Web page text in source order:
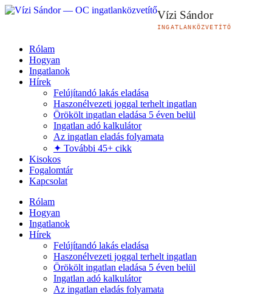
Vízi Sándor
INGATLANKÖZVETÍTŐ
Rólam
Hogyan
Ingatlanok
Hírek
Felújítandó lakás eladása
Haszonélvezeti joggal terhelt ingatlan
Örökölt ingatlan eladása 5 éven belül
Ingatlan adó kalkulátor
Az ingatlan eladás folyamata
✦ További 45+ cikk
Kisokos
Fogalomtár
Kapcsolat
Rólam
Hogyan
Ingatlanok
Hírek
Felújítandó lakás eladása
Haszonélvezeti joggal terhelt ingatlan
Örökölt ingatlan eladása 5 éven belül
Ingatlan adó kalkulátor
Az ingatlan eladás folyamata